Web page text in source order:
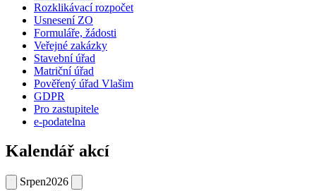
Rozklikávací rozpočet
Usnesení ZO
Formuláře, žádosti
Veřejné zakázky
Stavební úřad
Matriční úřad
Pověřený úřad Vlašim
GDPR
Pro zastupitele
e-podatelna
Kalendář akcí
Srpen2026